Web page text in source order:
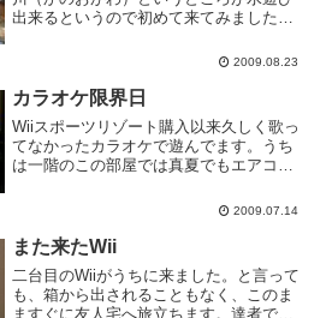
出来るというので初めて来てみました。
飛び込んでも平気なくらいの深いところ
くれていて、避暑にもいい...
2009.08.23
カラオケ限界日
Wiiスポーツリゾート購入以来久しく歌っ
てなかったカラオケで遊んでます。うち
は一階のこの部屋では真夏でもエアコン
らカバーをかけている）ので、窓を開け
しょうか。どうせ隣も...
2009.07.14
また来たWii
二台目のWiiがうちに来ました。と言って
も、箱から出されることもなく、このま
ますぐに友人宅へ旅立ちます。達者でな